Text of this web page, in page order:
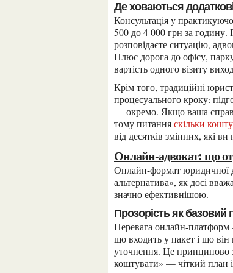
Де ховаються
Консультація у практикуючого сімейного адвоката в великому місті у 2026 році коштує від 1
500 до 4 000 грн за
розповідаєте ситуацію,
Плюс дорога до офісу,
вартість одного візиту
Крім того, традиційні юристи нерідко практикують поетапну оплату з прив’язкою до кожного
процесуального кроку:
— окремо. Якщо ваша справа
тому питанняскільки
від десятків змінних, які
Онлайн-адвокат: що
Онлайн-формат юридичної допомоги у сфері сімейного права — це не «дешева
альтернатива», як досі
значно ефективнішою.
Прозорість як
Перевага онлайн-платформ — у фіксованій вартості пакетних послуг. Ви знаєте заздалегідь,
що входить у пакет і що
уточнення. Це принципово
коштувати» — чіткий план